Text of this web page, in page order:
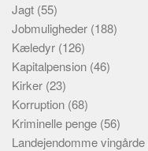
Jagt (55)
Jobmuligheder (188)
Kæledyr (126)
Kapitalpension (46)
Kirker (23)
Korruption (68)
Kriminelle penge (56)
Landejendomme vingårde